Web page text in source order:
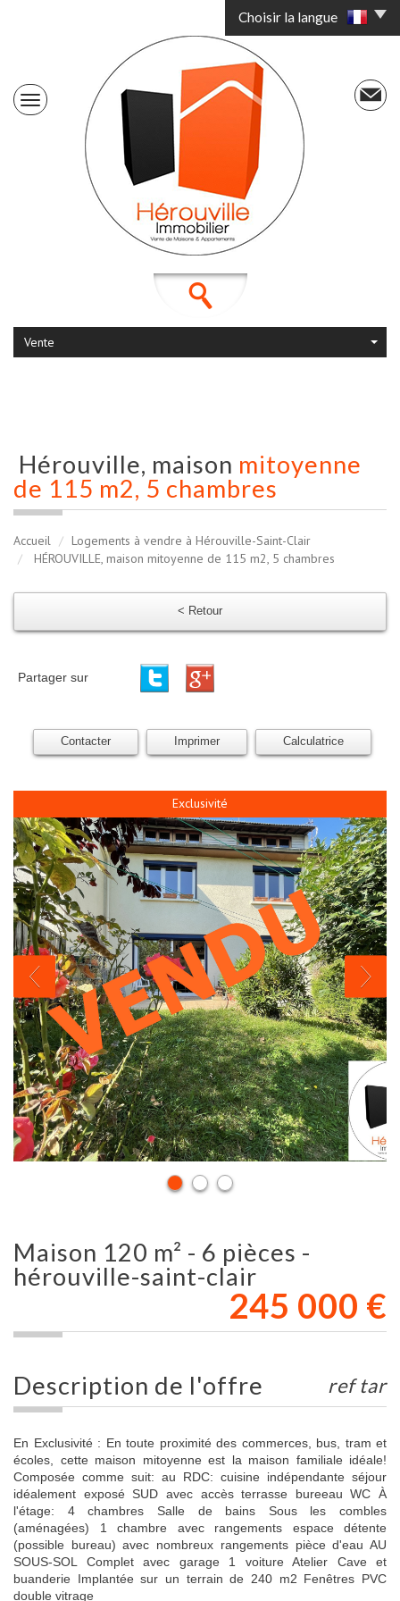
Choisir la langue
Vente
hérouville, maison mitoyenne
de 115 m2, 5 chambres
Accueil
Logements à vendre à Hérouville-Saint-Clair
HÉROUVILLE, maison mitoyenne de 115 m2, 5 chambres
< Retour
Partager sur
Contacter Imprimer Calculatrice
Exclusivité
maison 120 m² - 6 pièces -
hérouville-saint-clair
245 000 €
description de l'offre ref tar
En Exclusivité : En toute proximité des commerces, bus, tram et
écoles, cette maison mitoyenne est la maison familiale idéale!
Composée comme suit: au RDC: cuisine indépendante séjour
idéalement exposé SUD avec accès terrasse bureeau WC À
l'étage: 4 chambres Salle de bains Sous les combles
(aménagées) 1 chambre avec rangements espace détente
(possible bureau) avec nombreux rangements pièce d'eau AU
SOUS-SOL Complet avec garage 1 voiture Atelier Cave et
buanderie Implantée sur un terrain de 240 m2 Fenêtres PVC
double vitrage